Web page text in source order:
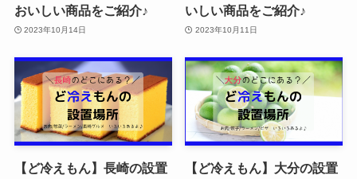
おいしい商品をご紹介♪
2023年10月14日
いしい商品をご紹介♪
2023年10月11日
【ど冷えもん】長崎の設置
【ど冷えもん】大分の設置